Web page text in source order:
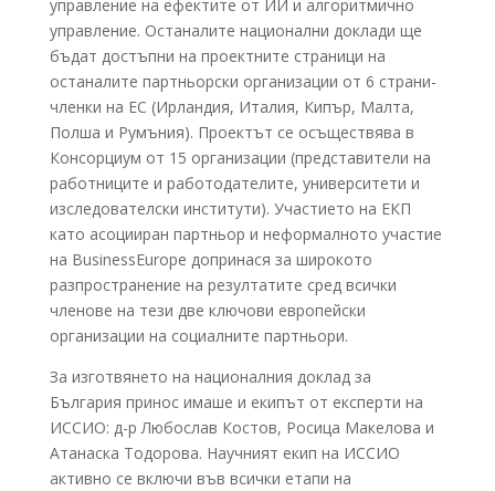
управление на ефектите от ИИ и алгоритмично
управление. Останалите национални доклади ще
бъдат достъпни на проектните страници на
останалите партньорски организации от 6 страни-
членки на ЕС (Ирландия, Италия, Кипър, Малта,
Полша и Румъния). Проектът се осъществява в
Консорциум от 15 организации (представители на
работниците и работодателите, университети и
изследователски институти). Участието на ЕКП
като асоцииран партньор и неформалното участие
на BusinessEurope допринася за широкото
разпространение на резултатите сред всички
членове на тези две ключови европейски
организации на социалните партньори.
За изготвянето на националния доклад за
България принос имаше и екипът от експерти на
ИССИО: д-р Любослав Костов, Росица Макелова и
Атанаска Тодорова. Научният екип на ИССИО
активно се включи във всички етапи на